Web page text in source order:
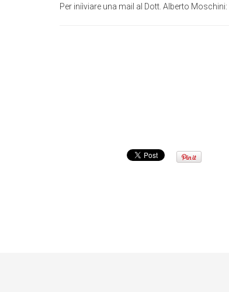
Per iniìviare una mail al Dott. Alberto Moschini: